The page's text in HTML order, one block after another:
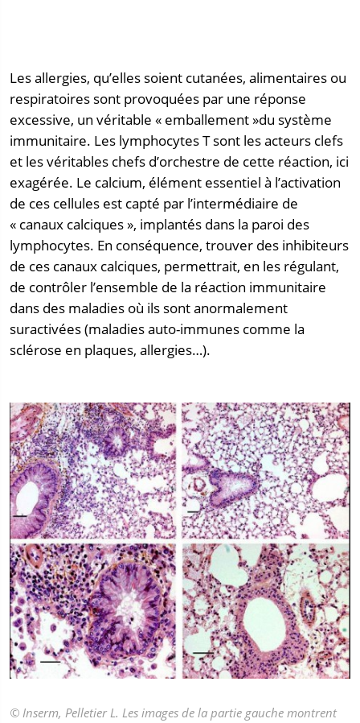
Les allergies, qu’elles soient cutanées, alimentaires ou
respiratoires sont provoquées par une réponse
excessive, un véritable « emballement »du système
immunitaire. Les lymphocytes T sont les acteurs clefs
et les véritables chefs d’orchestre de cette réaction, ici
exagérée. Le calcium, élément essentiel à l’activation
de ces cellules est capté par l’intermédiaire de
« canaux calciques », implantés dans la paroi des
lymphocytes. En conséquence, trouver des inhibiteurs
de ces canaux calciques, permettrait, en les régulant,
de contrôler l’ensemble de la réaction immunitaire
dans des maladies où ils sont anormalement
suractivées (maladies auto-immunes comme la
sclérose en plaques, allergies…).
© Inserm, Pelletier L. Les images de la partie gauche montrent